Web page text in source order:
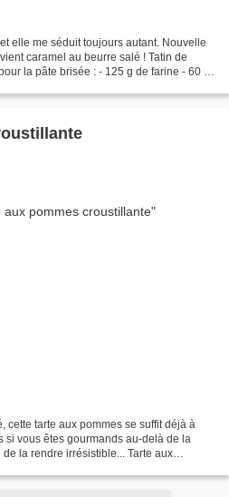
elle me séduit toujours autant. Nouvelle
caramel au beurre salé ! Tatin de
la pâte brisée : - 125 g de farine - 60 g
cette tarte aux pommes se suffit déjà à
si vous êtes gourmands au-delà de la
la rendre irrésistible... Tarte aux